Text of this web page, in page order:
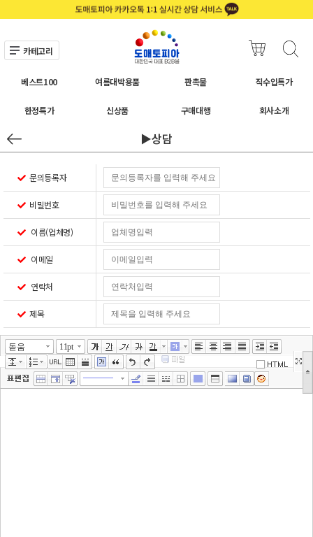
카테고리
베스트100 여름대박용품 판촉물 직수입특가
한정특가 신상품 구매대행 회사소개
▶상담
문의등록자
비밀번호
이름(업체명)
이메일
연락처
제목
돋움 11pt